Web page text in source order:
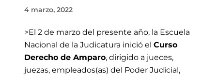
4 marzo, 2022
>El 2 de marzo del presente año, la Escuela
Nacional de la Judicatura inició el Curso
Derecho de Amparo, dirigido a jueces,
juezas, empleados(as) del Poder Judicial,